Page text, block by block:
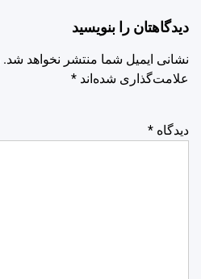
دیدگاهتان را بنویسید
نشانی ایمیل شما منتشر نخواهد شد.
علامت‌گذاری شده‌اند *
دیدگاه *